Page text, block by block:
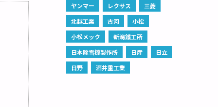
ヤンマー
レクサス
三菱
北越工業
古河
小松
小松メック
新潟鐵工所
日本除雪機製作所
日産
日立
日野
酒井重工業